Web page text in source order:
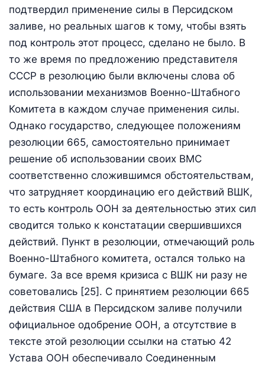
подтвердил применение силы в Персидском
заливе, но реальных шагов к тому, чтобы взять
под контроль этот процесс, сделано не было. В
то же время по предложению представителя
СССР в резолюцию были включены слова об
использовании механизмов Военно-Штабного
Комитета в каждом случае применения силы.
Однако государство, следующее положениям
резолюции 665, самостоятельно принимает
решение об использовании своих ВМС
соответственно сложившимся обстоятельствам,
что затрудняет координацию его действий ВШК,
то есть контроль ООН за деятельностью этих сил
сводится только к констатации свершившихся
действий. Пункт в резолюции, отмечающий роль
Военно-Штабного комитета, остался только на
бумаге. За все время кризиса с ВШК ни разу не
советовались [25]. С принятием резолюции 665
действия США в Персидском заливе получили
официальное одобрение ООН, а отсутствие в
тексте этой резолюции ссылки на статью 42
Устава ООН обеспечивало Соединенным